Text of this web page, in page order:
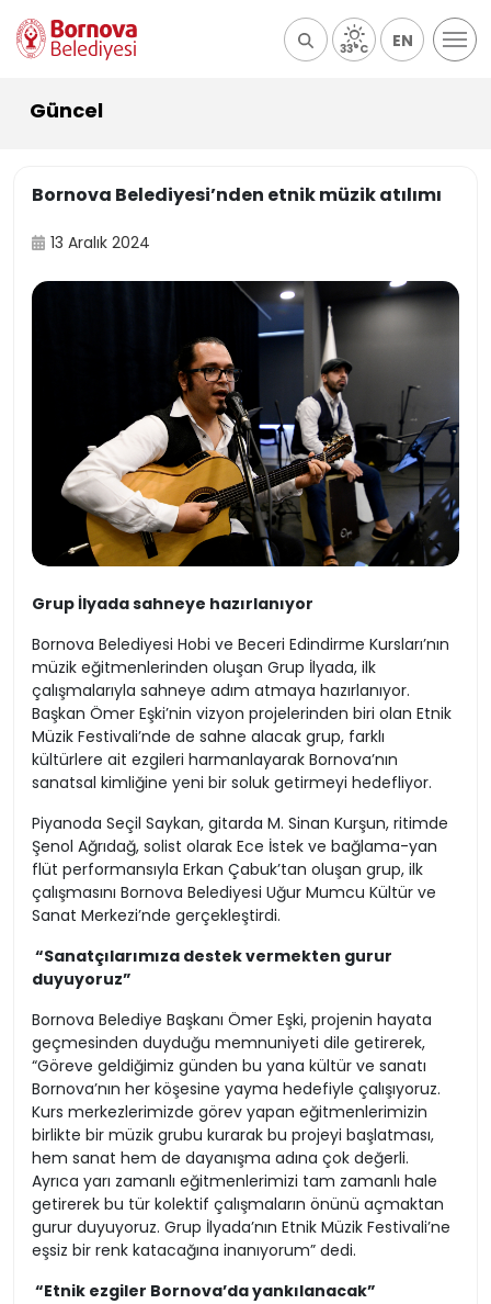
33°C EN
Güncel
Bornova Belediyesi’nden etnik müzik atılımı
13 Aralık 2024
Grup İlyada sahneye hazırlanıyor
Bornova Belediyesi Hobi ve Beceri Edindirme Kursları’nın
müzik eğitmenlerinden oluşan Grup İlyada, ilk
çalışmalarıyla sahneye adım atmaya hazırlanıyor.
Başkan Ömer Eşki’nin vizyon projelerinden biri olan Etnik
Müzik Festivali’nde de sahne alacak grup, farklı
kültürlere ait ezgileri harmanlayarak Bornova’nın
sanatsal kimliğine yeni bir soluk getirmeyi hedefliyor.
Piyanoda Seçil Saykan, gitarda M. Sinan Kurşun, ritimde
Şenol Ağrıdağ, solist olarak Ece İstek ve bağlama-yan
flüt performansıyla Erkan Çabuk’tan oluşan grup, ilk
çalışmasını Bornova Belediyesi Uğur Mumcu Kültür ve
Sanat Merkezi’nde gerçekleştirdi.
“Sanatçılarımıza destek vermekten gurur
duyuyoruz”
Bornova Belediye Başkanı Ömer Eşki, projenin hayata
geçmesinden duyduğu memnuniyeti dile getirerek,
“Göreve geldiğimiz günden bu yana kültür ve sanatı
Bornova’nın her köşesine yayma hedefiyle çalışıyoruz.
Kurs merkezlerimizde görev yapan eğitmenlerimizin
birlikte bir müzik grubu kurarak bu projeyi başlatması,
hem sanat hem de dayanışma adına çok değerli.
Ayrıca yarı zamanlı eğitmenlerimizi tam zamanlı hale
getirerek bu tür kolektif çalışmaların önünü açmaktan
gurur duyuyoruz. Grup İlyada’nın Etnik Müzik Festivali’ne
eşsiz bir renk katacağına inanıyorum” dedi.
“Etnik ezgiler Bornova’da yankılanacak”